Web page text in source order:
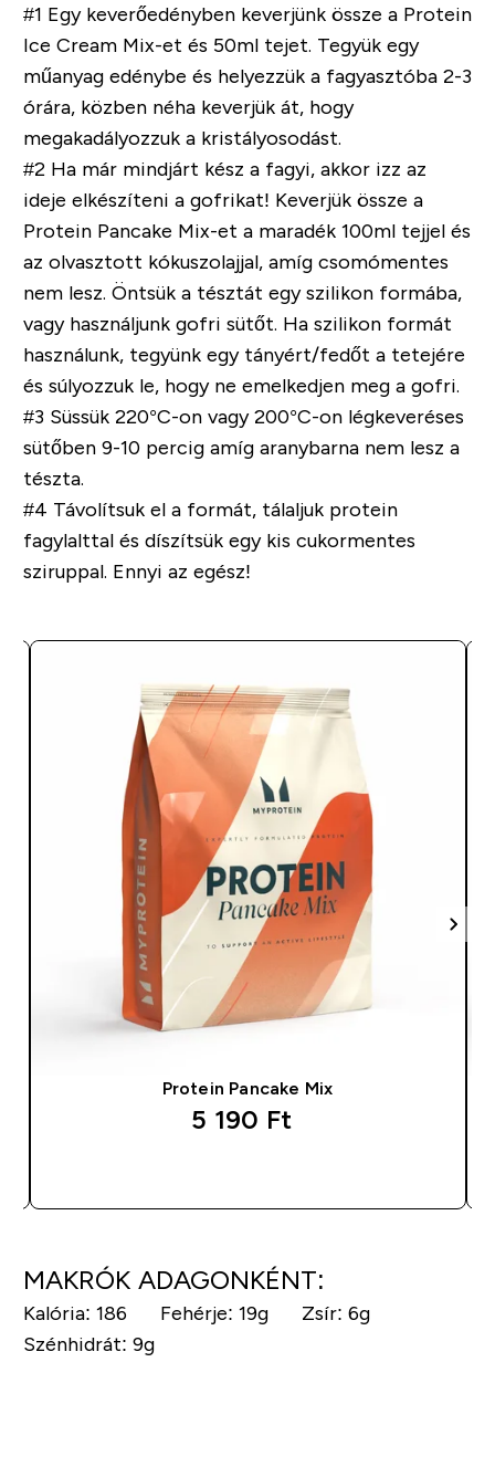
#1 Egy keverőedényben keverjünk össze a Protein
Ice Cream Mix-et és 50ml tejet. Tegyük egy
műanyag edénybe és helyezzük a fagyasztóba 2-3
órára, közben néha keverjük át, hogy
megakadályozzuk a kristályosodást.
#2 Ha már mindjárt kész a fagyi, akkor izz az
ideje elkészíteni a gofrikat! Keverjük össze a
Protein Pancake Mix-et a maradék 100ml tejjel és
az olvasztott kókuszolajjal, amíg csomómentes
nem lesz. Öntsük a tésztát egy szilikon formába,
vagy használjunk gofri sütőt. Ha szilikon formát
használunk, tegyünk egy tányért/fedőt a tetejére
és súlyozzuk le, hogy ne emelkedjen meg a gofri.
#3 Süssük 220°C-on vagy 200°C-on légkeveréses
sütőben 9-10 percig amíg aranybarna nem lesz a
tészta.
#4 Távolítsuk el a formát, tálaljuk protein
fagylalttal és díszítsük egy kis cukormentes
sziruppal. Ennyi az egész!
Protein Pancake Mix
5 190 Ft‎
MAKRÓK ADAGONKÉNT:
Kalória: 186 Fehérje: 19g Zsír: 6g
Szénhidrát: 9g